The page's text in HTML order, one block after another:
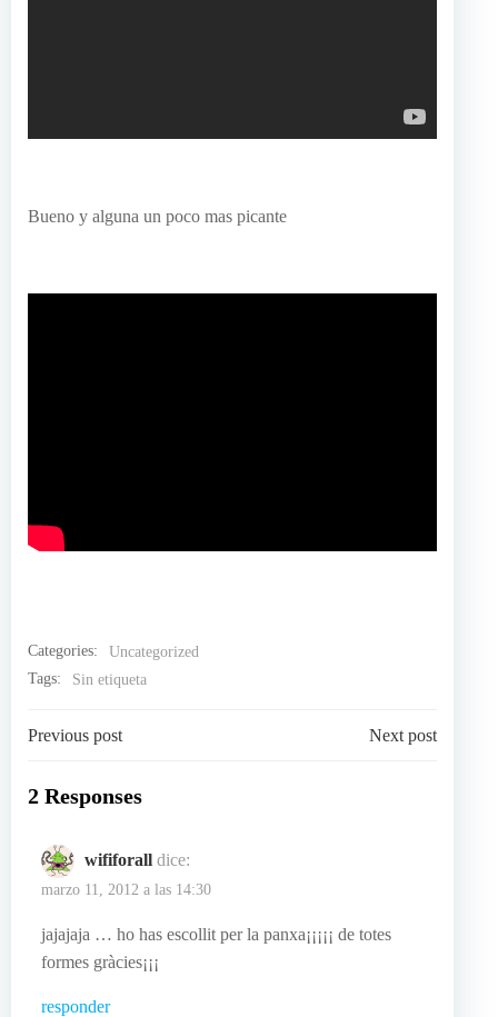
Bueno y alguna un poco mas picante
Categories:
Uncategorized
Tags:
Sin etiqueta
Navegación
por
las
entradas
Previous post
Navegación
Next post
2 Responses
wififorall dice:
marzo 11, 2012 a las 14:30
jajajaja … ho has escollit per la panxa¡¡¡¡¡ de totes
formes gràcies¡¡¡
responder